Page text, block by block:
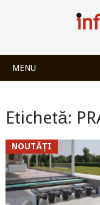
MENU
Etichetă:
NOUTĂȚI